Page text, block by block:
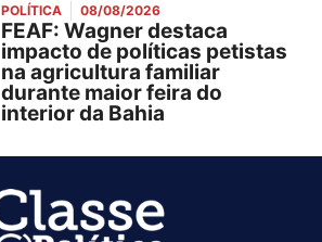
POLÍTICA 08/08/2026
FEAF: Wagner destaca
impacto de políticas petistas
na agricultura familiar
durante maior feira do
interior da Bahia